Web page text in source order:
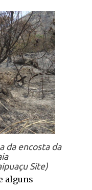
da encosta da
Site)
alguns